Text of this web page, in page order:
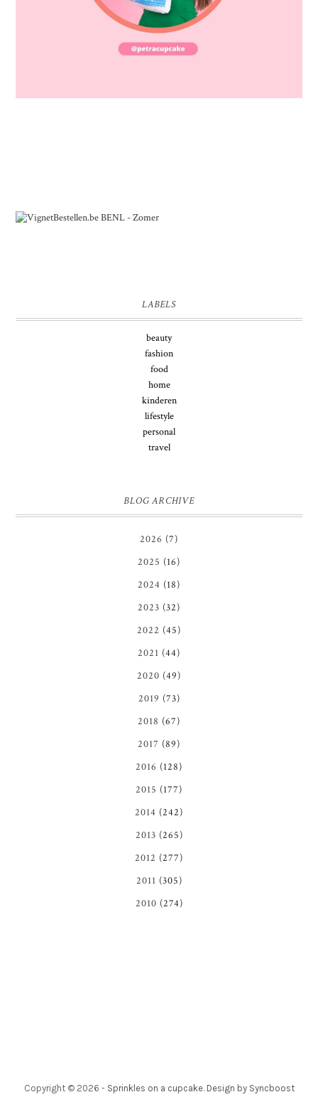
LABELS
beauty
fashion
food
home
kinderen
lifestyle
personal
travel
BLOG ARCHIVE
2026 (7)
2025 (16)
2024 (18)
2023 (32)
2022 (45)
2021 (44)
2020 (49)
2019 (73)
2018 (67)
2017 (89)
2016 (128)
2015 (177)
2014 (242)
2013 (265)
2012 (277)
2011 (305)
2010 (274)
Copyright © 2026 - Sprinkles on a cupcake. Design by Syncboost